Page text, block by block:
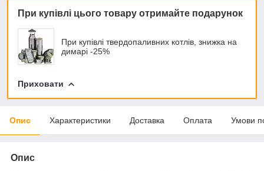
При купівлі цього товару отримайте подарунок
При купівлі твердопаливних котлів, знижка на
димарі -25%
Приховати
Опис Характеристики Доставка Оплата Умови
Опис